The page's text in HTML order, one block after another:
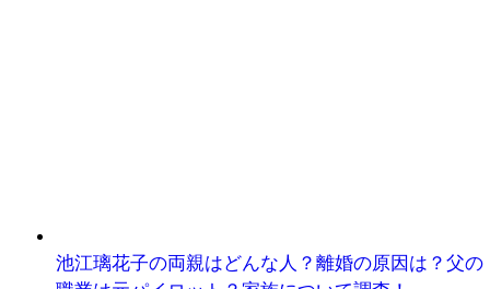
池江璃花子の両親はどんな人？離婚の原因は？父の